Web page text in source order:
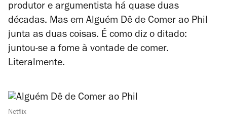
produtor e argumentista há quase duas
décadas. Mas em Alguém Dê de Comer ao Phil
junta as duas coisas. É como diz o ditado:
juntou-se a fome à vontade de comer.
Literalmente.
Netflix